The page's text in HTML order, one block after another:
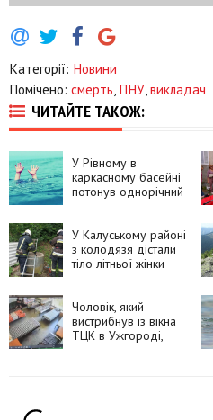
Категорії: Новини
Помічено: смерть ПНУ викладач
ЧИТАЙТЕ ТАКОЖ:
У Рівному в
каркасному басейні
потонув однорічний
У Калуському районі
з колодязя дістали
тіло літньої жінки
Чоловік, який
вистрибнув із вікна
ТЦК в Ужгороді,